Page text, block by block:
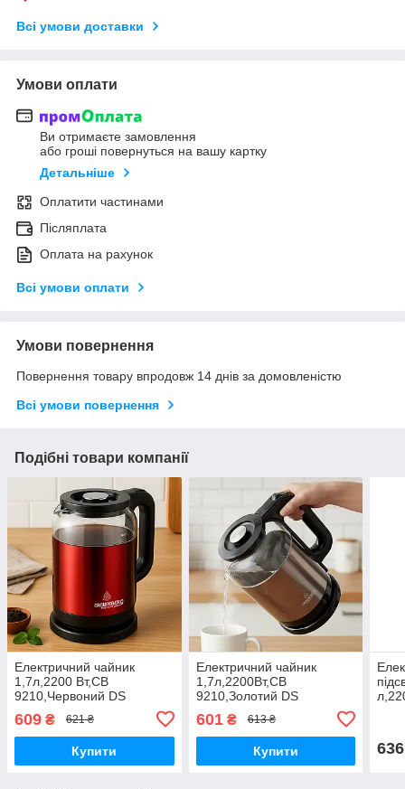
Всі умови доставки
Умови оплати
Ви отримаєте замовлення
або гроші повернуться на вашу картку
Детальніше
Оплатити частинами
Післяплата
Оплата на рахунок
Всі умови оплати
Умови повернення
Повернення товару впродовж 14 днів за домовленістю
Всі умови повернення
Подібні товари компанії
Електричний чайник
1,7л,2200 Вт,СВ
9210,Червоний DS
609 ₴ 621 ₴
Купити
Електричний чайник
1,7л,2200Вт,СВ
9210,Золотий DS
601₴ 613 ₴
Купити 636